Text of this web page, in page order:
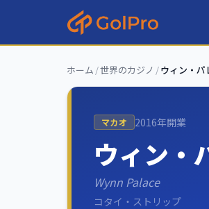
ホーム /世界のカジノ /ウィン・パ
マカオ 2016年開業
ウィン・
Wynn Palace
コタイ・ストリップ